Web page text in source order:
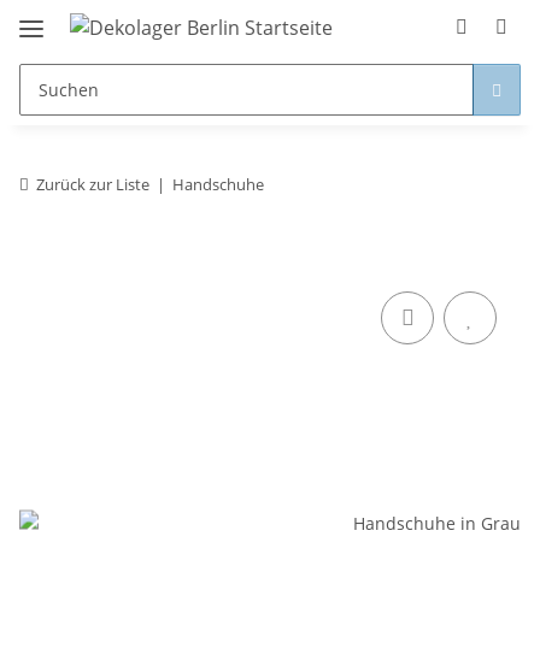
Zurück zur Liste Handschuhe